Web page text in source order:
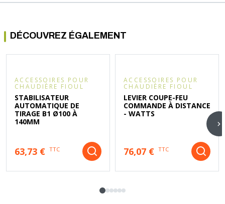
DÉCOUVREZ ÉGALEMENT
ACCESSOIRES POUR
CHAUDIÈRE FIOUL
STABILISATEUR
AUTOMATIQUE DE
TIRAGE B1 Ø100 À
140MM
63,73 € TTC
ACCESSOIRES POUR
CHAUDIÈRE FIOUL
LEVIER COUPE-FEU
COMMANDE À DISTANCE
- WATTS
76,07 € TTC